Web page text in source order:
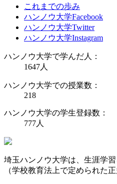
これまでの歩み
ハンノウ大学Facebook
ハンノウ大学Twitter
ハンノウ大学Instagram
ハンノウ大学で学んだ人：
1647人
ハンノウ大学での授業数：
218
ハンノウ大学の学生登録数：
777人
埼玉ハンノウ大学は、生涯学習
（学校教育法上で定められた